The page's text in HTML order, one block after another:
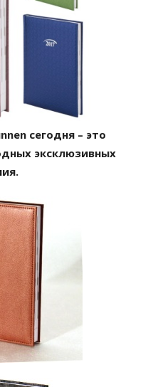
сегодня – это
эксклюзивных